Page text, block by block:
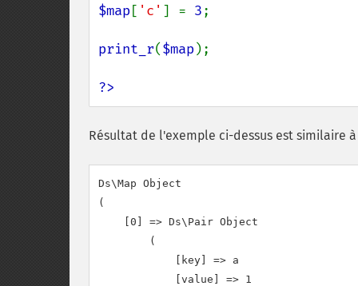
$map [ 'c' ] = 3;
print_r($map );
?>
Résultat de l'exemple ci-dessus est similaire à
Ds\Map Object
(
    [0] => Ds\Pair Object
        (
            [key] => a
            [value] => 1